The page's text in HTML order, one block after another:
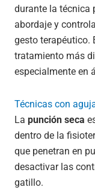
durante la técnica
abordaje y
gesto terapéutico.
tratamiento más
especialmente en
Técnicas con
La punción seca
dentro de la
que penetran en
desactivar las
gatillo.